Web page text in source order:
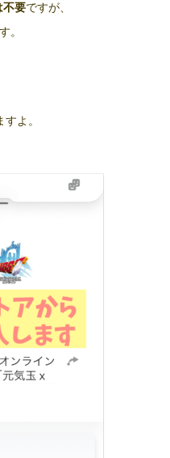
不要ですが、
。
すよ。